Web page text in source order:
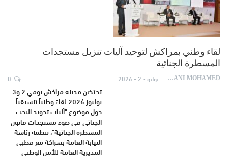
لقاء وطني بمراكش لتوحيد آليات تنزيل مستجدات
المسطرة الجنائية
AYDANI MOHAMED يوليو - 2 - 2026
تحتضن مدينة مراكش يومي 2 و3
يوليوز 2026 لقاءً وطنياً تنسيقياً
حول موضوع "آليات تجويد البحث
الجنائي في ضوء مستجدات قانون
المسطرة الجنائية"، تنظمه رئاسة
النيابة العامة بشراكة مع قطبي
المديرية العامة للأمن الوطني